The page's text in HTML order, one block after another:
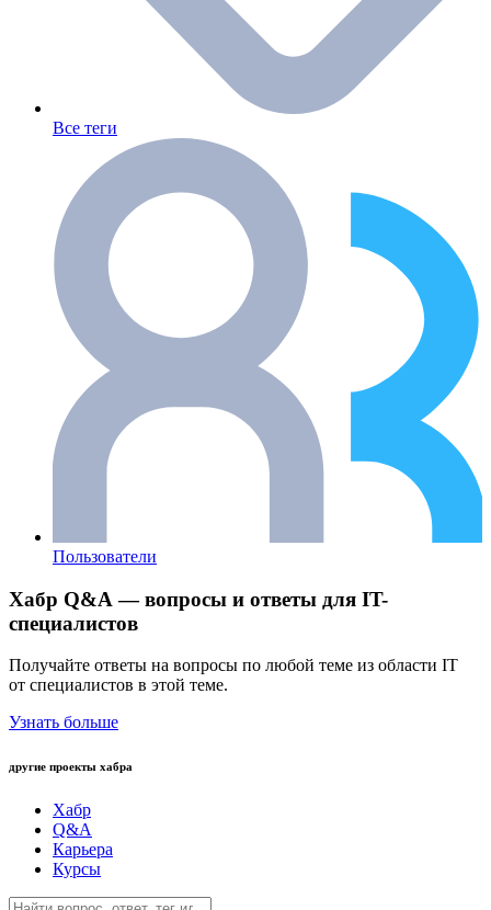
Все теги
Пользователи
Хабр Q&A — вопросы и ответы для IT-
специалистов
Получайте ответы на вопросы по любой теме из области IT
от специалистов в этой теме.
Узнать больше
другие проекты хабра
Хабр
Q&A
Карьера
Курсы